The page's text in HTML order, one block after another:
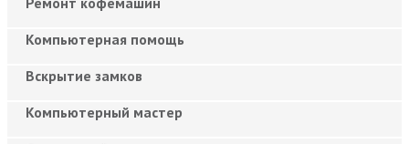
Компьютерная помощь
Вскрытие замков
Компьютерный мастер